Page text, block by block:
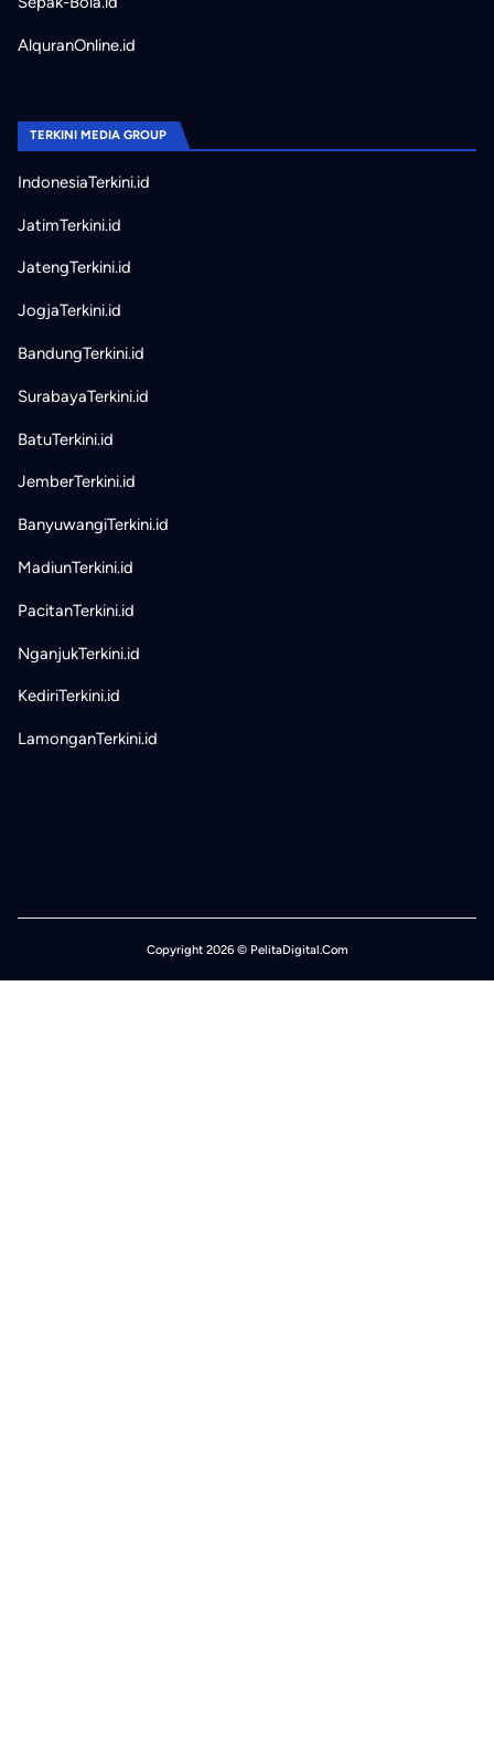
AlquranOnline.id
TERKINI MEDIA GROUP
IndonesiaTerkini.id
JatimTerkini.id
JatengTerkini.id
JogjaTerkini.id
BandungTerkini.id
SurabayaTerkini.id
BatuTerkini.id
JemberTerkini.id
BanyuwangiTerkini.id
MadiunTerkini.id
PacitanTerkini.id
NganjukTerkini.id
KediriTerkini.id
LamonganTerkini.id
Copyright 2026 © PelitaDigital.Com